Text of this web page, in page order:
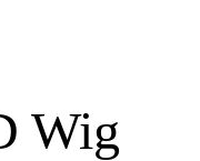
Wig